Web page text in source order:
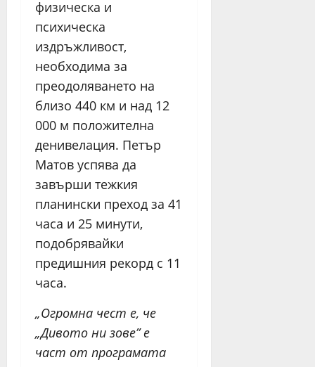
физическа и
психическа
издръжливост,
необходима за
преодоляването на
близо 440 км и над 12
000 м положителна
денивелация. Петър
Матов успява да
завърши тежкия
планински преход за 41
часа и 25 минути,
подобрявайки
предишния рекорд с 11
часа.
„Огромна чест е, че
„Дивото ни зове” е
част от програмата